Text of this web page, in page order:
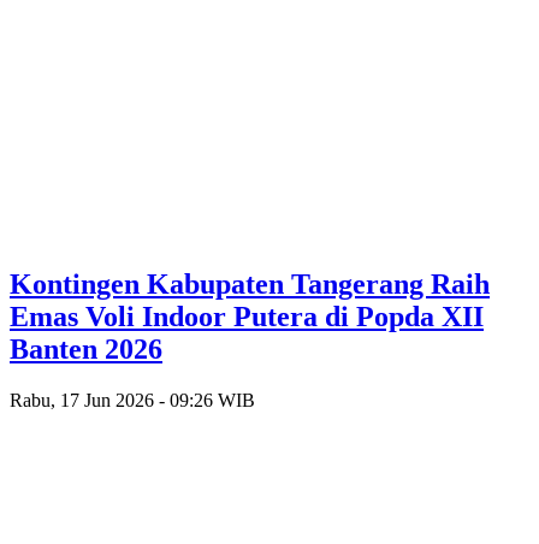
Kontingen Kabupaten Tangerang Raih
Emas Voli Indoor Putera di Popda XII
Banten 2026
Rabu, 17 Jun 2026 - 09:26 WIB